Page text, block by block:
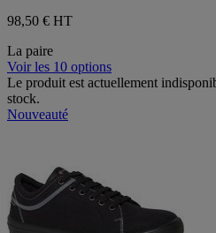
98,50 € HT
La paire
Voir les 10 options
Le produit est actuellement
stock.
Nouveauté